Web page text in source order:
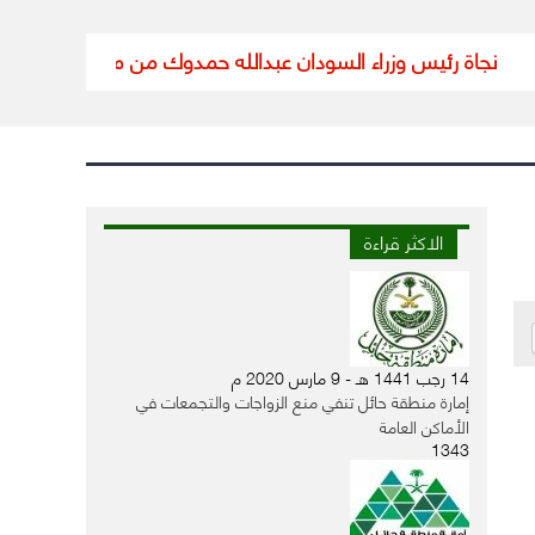
رئيس وزراء السودان عبدالله حمدوك من محاولة اغتيال
الاكثر قراءة
14 رجب 1441 هـ - 9 مارس 2020 م
إمارة منطقة حائل تنفي منع الزواجات والتجمعات في
الأماكن العامة
1343